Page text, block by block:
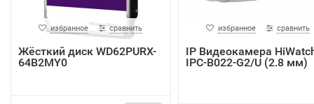
избранное сравнить
Жёсткий диск WD62PURX-
64B2MY0
избранное сравнить
IP Видеокамера
IPC-B022-G2/U (2.8 мм)